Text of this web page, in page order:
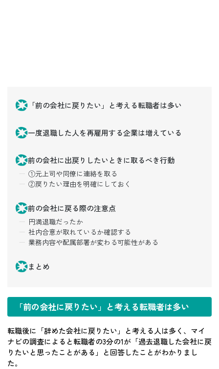
「前の会社に戻りたい」と考える転職者は多い
一度退職した人を再雇用する企業は増えている
前の会社に出戻りしたいときに取るべき行動
①元上司や同僚に連絡を取る
②戻りたい理由を明確にしておく
前の会社に戻る際の注意点
円満退職だったか
社内合意が取れているか確認する
業務内容や配属部署が変わる可能性がある
まとめ
「前の会社に戻りたい」と考える転職者は多い
転職後に「辞めた会社に戻りたい」と考える人は多く、マイ
ナビの調査によると転職者の3分の1が「過去退職した会社に戻
りたいと思ったことがある」と回答したことがわかりまし
た。